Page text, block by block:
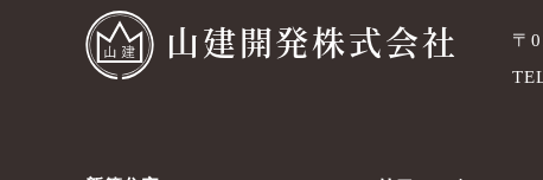
山建開発株式会社 〒